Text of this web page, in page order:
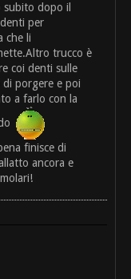
dopo il
per
che li
trucco è
coi denti sulle
porgere e poi
a farlo con la
finisce di
ancora e